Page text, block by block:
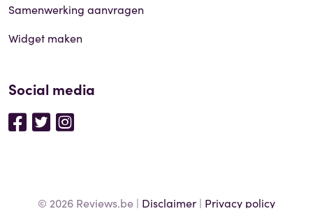
Samenwerking aanvragen
Widget maken
Social media
© 2026 Reviews.be | Disclaimer | Privacy policy